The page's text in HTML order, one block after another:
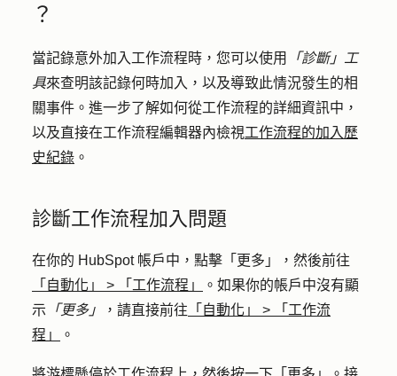
？
當記錄意外加入工作流程時，您可以使用
「診斷」工
具來查明該記錄何時加入，以及導致此情況發生的相
關事件。進一步了解如何從工作流程的詳細資訊中，
以及直接在工作流程編輯器內檢視工作流程的加入歷
史紀錄 。
診斷工作流程加入問題
在你的 HubSpot 帳戶中，點擊 「更多」
，然後前往
「自動化」
> 「工作流程」
。如果你的帳戶中沒有顯
示 「更多」 ，請直接前往 「自動化」 >
「工作流
程」
。